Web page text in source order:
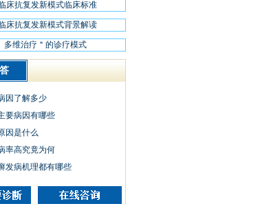
因了解多少
要病因有哪些
因是什么
率高究竟为何
发病机理都有哪些